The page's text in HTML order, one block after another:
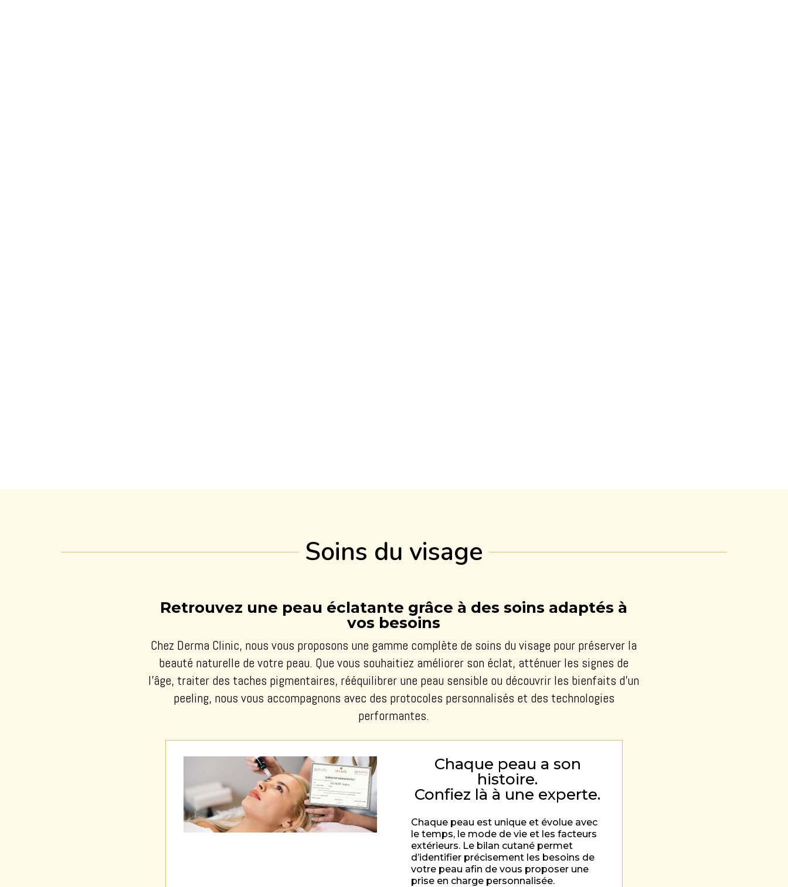
Soins du visage
Retrouvez une peau éclatante grâce à des soins adaptés à
vos besoins
Chez Derma Clinic, nous vous proposons une gamme complète de soins du visage pour préserver la
beauté naturelle de votre peau. Que vous souhaitiez améliorer son éclat, atténuer les signes de
l’âge, traiter des taches pigmentaires, rééquilibrer une peau sensible ou découvrir les bienfaits d’un
peeling, nous vous accompagnons avec des protocoles personnalisés et des technologies
performantes.
Chaque peau a son
histoire.
Confiez là à une experte.
Chaque peau est unique et évolue avec
le temps, le mode de vie et les facteurs
extérieurs. Le bilan cutané permet
d’identifier précisement les besoins de
votre peau afin de vous proposer une
prise en charge personnalisée.